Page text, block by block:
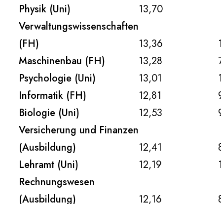
Physik (Uni)
13,70
Verwaltungswissenschaften
(FH)
13,36
Maschinenbau (FH)
13,28
Psychologie (Uni)
13,01
Informatik (FH)
12,81
Biologie (Uni)
12,53
Versicherung und Finanzen
(Ausbildung)
12,41
Lehramt (Uni)
12,19
Rechnungswesen
(Ausbildung)
12,16